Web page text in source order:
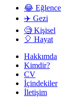
😂 Eğlence
✈️ Gezi
🧐 Kişisel
🎈 Hayat
Hakkımda
Kimdir?
CV
İçindekiler
İletişim